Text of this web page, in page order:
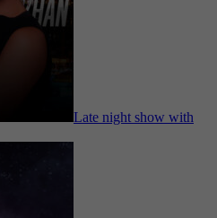
Late night show with